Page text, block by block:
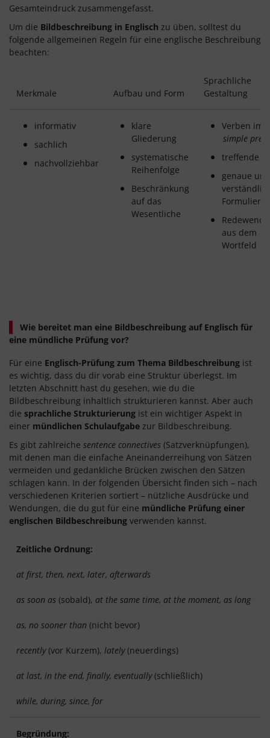
Gesamteindruck zusammengefasst.
Um die Bildbeschreibung in Englisch zu üben, solltest du
folgende allgemeinen Regeln für eine englische Beschreibung
beachten:
Merkmale Aufbau und Form
Sprachliche
Gestaltung
informativ
sachlich
nachvollziehbar
klare
Gliederung
systematische
Reihenfolge
Beschränkung
auf das
Wesentliche
Verben im
simple
treffende
genaue und
aus dem
Wortfeld
Wie bereitet man eine Bildbeschreibung auf Englisch für
eine mündliche Prüfung vor?
Für eine Englisch-Prüfung zum Thema Bildbeschreibung ist
es wichtig, dass du dir vorab eine Struktur überlegst. Im
letzten Abschnitt hast du gesehen, wie du die
Bildbeschreibung inhaltlich strukturieren kannst. Aber auch
die sprachliche Strukturierung ist ein wichtiger Aspekt in
einer mündlichen Schulaufgabe zur Bildbeschreibung.
Es gibt zahlreiche sentence connectives (Satzverknüpfungen),
mit denen man die einfache Aneinanderreihung von Sätzen
vermeiden und gedankliche Brücken zwischen den Sätzen
schlagen kann. In der folgenden Übersicht finden sich – nach
verschiedenen Kriterien sortiert – nützliche Ausdrücke und
Wendungen, die du gut für eine mündliche Prüfung einer
englischen Bildbeschreibung verwenden kannst.
Zeitliche Ordnung:
at first, then, next, later, afterwards
as soon as (sobald), at the same time, at the moment, as long
as, no sooner than (nicht bevor)
recently(vor Kurzem), lately(neuerdings)
at last, in the end, finally, eventually(schließlich)
while, during, since, for
Begründung: